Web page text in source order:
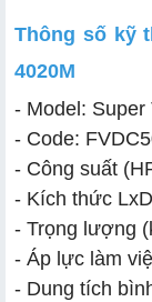
Thông số kỹ
4020M
- Model: Super
- Code:
- Công suất
- Kích thức
- Trọng lượng
- Áp lực làm
- Dung tích